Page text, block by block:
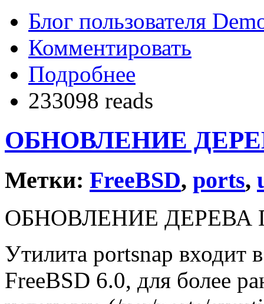
Блог пользователя
Комментировать
Подробнее
233098 reads
ОБНОВЛЕНИЕ
Метки: FreeBSD, ports,
ОБНОВЛЕНИЕ ДЕРЕВА
Утилита portsnap входит
FreeBSD 6.0, для более